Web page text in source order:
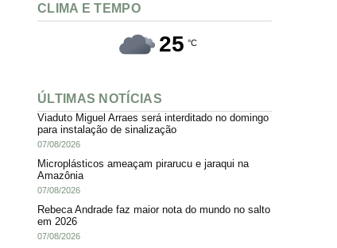
CLIMA E TEMPO
25 °C
ÚLTIMAS NOTÍCIAS
Viaduto Miguel Arraes será interditado no domingo
para instalação de sinalização
07/08/2026
Microplásticos ameaçam pirarucu e jaraqui na
Amazônia
07/08/2026
Rebeca Andrade faz maior nota do mundo no salto
em 2026
07/08/2026